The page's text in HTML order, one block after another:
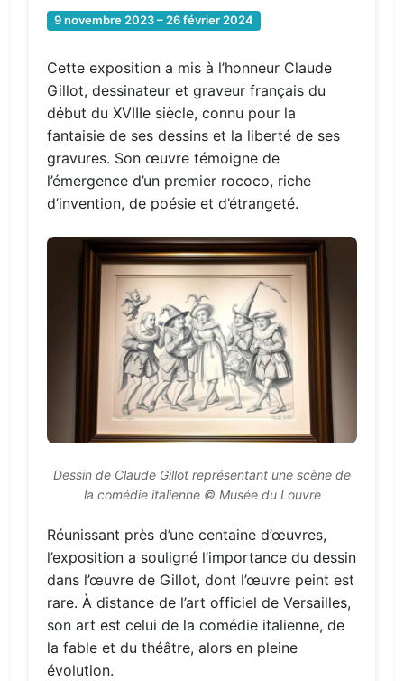
9 novembre 2023 – 26 février 2024
Cette exposition a mis à l’honneur Claude
Gillot, dessinateur et graveur français du
début du XVIIIe siècle, connu pour la
fantaisie de ses dessins et la liberté de ses
gravures. Son œuvre témoigne de
l’émergence d’un premier rococo, riche
d’invention, de poésie et d’étrangeté.
Dessin de Claude Gillot représentant une scène de
la comédie italienne © Musée du Louvre
Réunissant près d’une centaine d’œuvres,
l’exposition a souligné l’importance du dessin
dans l’œuvre de Gillot, dont l’œuvre peint est
rare. À distance de l’art officiel de Versailles,
son art est celui de la comédie italienne, de
la fable et du théâtre, alors en pleine
évolution.